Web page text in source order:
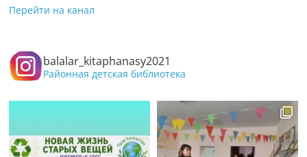
Перейти на канал
balalar_kitaphanasy2021
Районная детская библиотека